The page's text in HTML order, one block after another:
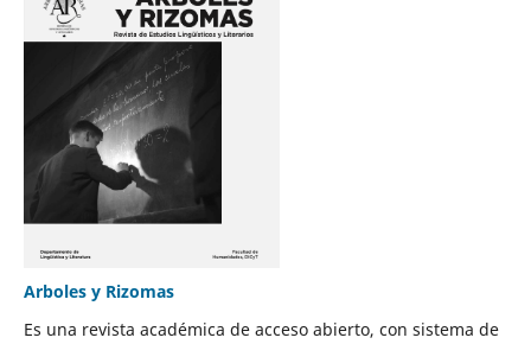
Arboles y Rizomas
Es una revista académica de acceso abierto, con sistema de